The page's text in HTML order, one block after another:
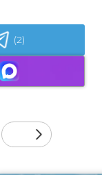
(2)